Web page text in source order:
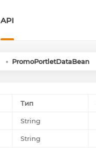
API
PromoPortletDataBean
Тип
String
String